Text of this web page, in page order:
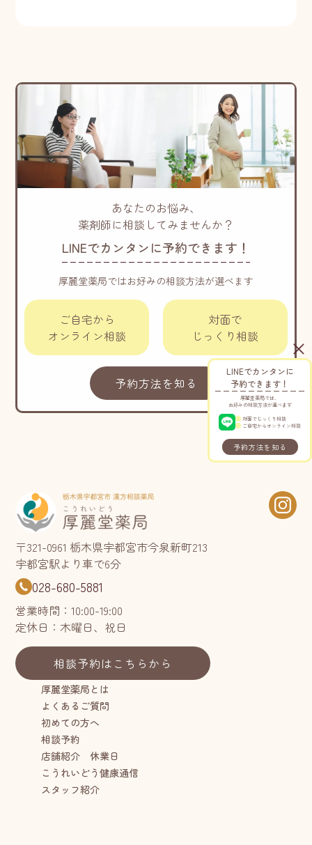
LINEでカンタンに
予約できます！
厚麗堂薬局では、
お好みの相談方法が選べます
対面でじっくり相談
ご自宅からオンライン相談
予約方法を知る
あなたのお悩み、
薬剤師に相談してみませんか？
LINEでカンタンに予約できます！
厚麗堂薬局ではお好みの相談方法が選べます
ご自宅から
オンライン相談
対面で
じっくり相談
予約方法を知る
〒321-0961 栃木県宇都宮市今泉新町213
宇都宮駅より車で6分
028-680-5881
営業時間：10:00-19:00
定休日：木曜日、祝日
相談予約はこちらから
厚麗堂薬局とは
よくあるご質問
初めての方へ
相談予約
店舗紹介 休業日
こうれいどう健康通信
スタッフ紹介